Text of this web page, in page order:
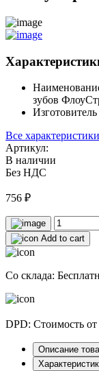
зубов
Изготовитель
Все
Артикул:
В наличии
Без НДС
756 ₽
Add to cart
Со склада:
DPD: Стоимость
Описание